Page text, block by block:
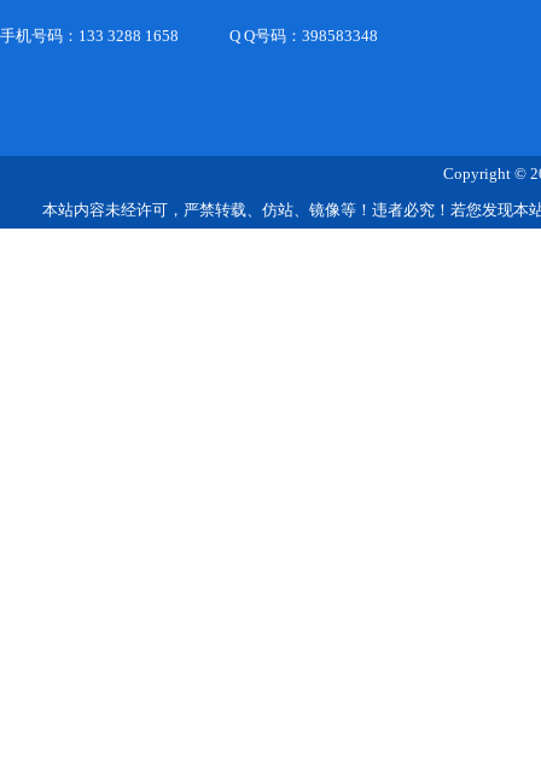
手机号码：133 3288 1658 Q Q号码：398583348
Copyright ©
本站内容未经许可，严禁转载、仿站、镜像等！违者必究！若您发现